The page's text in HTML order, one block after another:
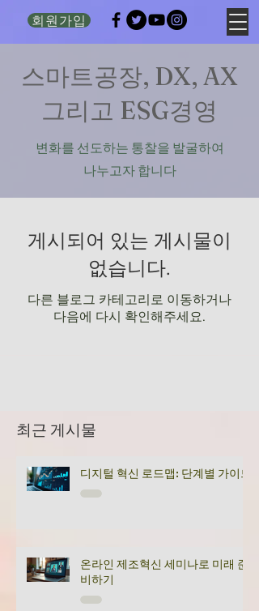
회원가입
​스마트공장, DX, AX
그리고 ESG경영
변화를 선도하는 통찰을 발굴하여
나누고자 합니다
게시되어 있는 게시물이
없습니다.
다른 블로그 카테고리로 이동하거나
다음에 다시 확인해주세요.
최근 게시물
디지털 혁신 로드맵: 단계별 가이드
온라인 제조혁신 세미나로 미래 준
비하기